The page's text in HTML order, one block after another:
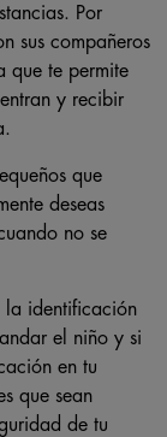
Por
sus compañeros
que te permite
y recibir
que
deseas
no se
la identificación
el niño y si
en tu
que sean
de tu